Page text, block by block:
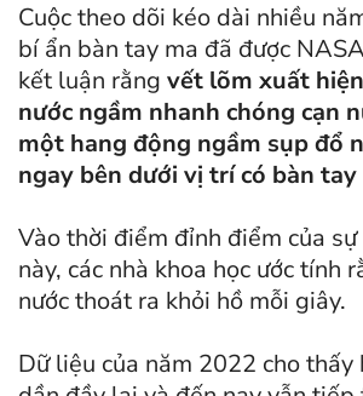
Cuộc theo dõi kéo dài nhiều
bí ẩn bàn tay ma đã được
kết luận rằng vết lõm xuất
nước ngầm nhanh chóng cạn
một hang động ngầm sụp đổ
ngay bên dưới vị trí có bàn tay
Vào thời điểm đỉnh điểm của sự
này, các nhà khoa học ước tính
nước thoát ra khỏi hồ mỗi giây.
Dữ liệu của năm 2022 cho thấy